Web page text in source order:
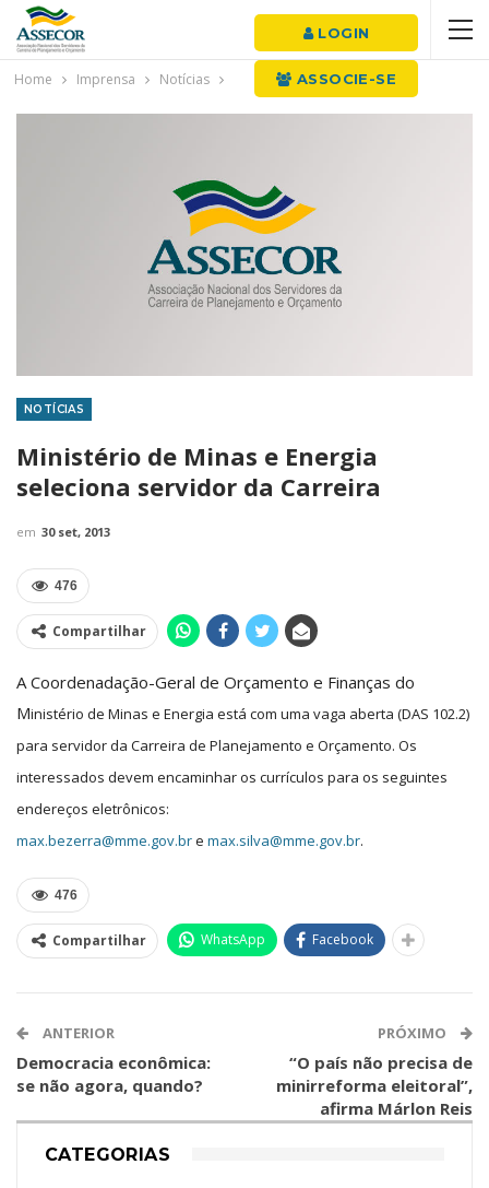
LOGIN
ASSOCIE-SE
Home Imprensa Notícias
NOTÍCIAS
Ministério de Minas e Energia
seleciona servidor da Carreira
em 30 set, 2013
476
Compartilhar
A Coordenadação-Geral de Orçamento e Finanças do
Ministério de Minas e Energia está com uma vaga aberta (DAS 102.2)
para servidor da Carreira de Planejamento e Orçamento. Os
interessados devem encaminhar os currículos para os seguintes
endereços eletrônicos:
max.bezerra@mme.gov.bre max.silva@mme.gov.br.
476
Compartilhar WhatsApp Facebook
ANTERIOR
Democracia econômica:
se não agora, quando?
PRÓXIMO
“O país não precisa de
minirreforma eleitoral”,
afirma Márlon Reis
CATEGORIAS